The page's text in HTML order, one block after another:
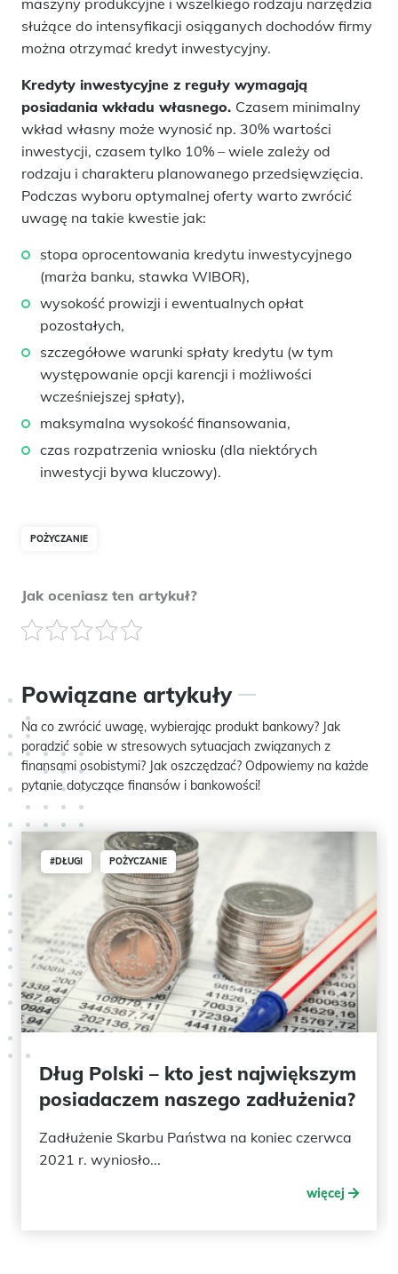
służące do intensyfikacji osiąganych dochodów firmy
można otrzymać kredyt inwestycyjny.
Kredyty inwestycyjne z reguły wymagają
posiadania wkładu własnego. Czasem minimalny
wkład własny może wynosić np. 30% wartości
inwestycji, czasem tylko 10% – wiele zależy od
rodzaju i charakteru planowanego przedsięwzięcia.
Podczas wyboru optymalnej oferty warto zwrócić
uwagę na takie kwestie jak:
stopa oprocentowania kredytu inwestycyjnego
(marża banku, stawka WIBOR),
wysokość prowizji i ewentualnych opłat
pozostałych,
szczegółowe warunki spłaty kredytu (w tym
występowanie opcji karencji i możliwości
wcześniejszej spłaty),
maksymalna wysokość finansowania,
czas rozpatrzenia wniosku (dla niektórych
inwestycji bywa kluczowy).
POŻYCZANIE
Jak oceniasz ten artykuł?
Powiązane artykuły
Na co zwrócić uwagę, wybierając produkt bankowy? Jak
poradzić sobie w stresowych sytuacjach związanych z
finansami osobistymi? Jak oszczędzać? Odpowiemy na każde
pytanie dotyczące finansów i bankowości!
#DŁUGI POŻYCZANIE
Dług Polski – kto jest największym
posiadaczem naszego zadłużenia?
Zadłużenie Skarbu Państwa na koniec czerwca
2021 r. wyniosło...
więcej